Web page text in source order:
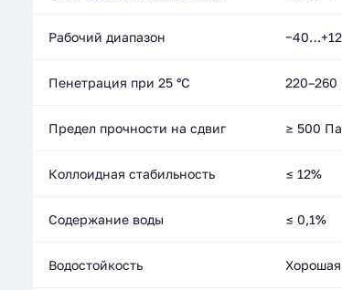
Рабочий диапазон
Пенетрация при 25 °C
Предел прочности на сдвиг ≥ 500 Па
Коллоидная стабильность ≤ 12%
Содержание воды ≤ 0,1%
Водостойкость Хорошая